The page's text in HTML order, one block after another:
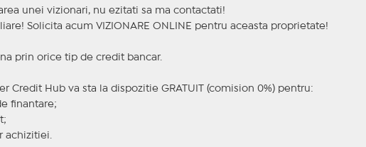
unei vizionari, nu ezitati sa ma contactati!
Solicita acum VIZIONARE ONLINE pentru aceasta proprietate!
prin orice tip de credit bancar.
Credit Hub va sta la dispozitie GRATUIT (comision 0%) pentru:
finantare;
achizitiei.